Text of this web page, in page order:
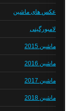
عکس های ماشین
لامبورگینی
ماشین 2015
ماشین 2016
ماشین 2017
ماشین 2018